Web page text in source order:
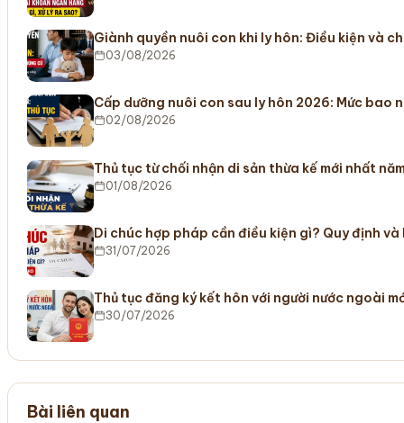
Giành quyền nuôi con khi ly hôn: Điều kiện và
03/08/2026
Cấp dưỡng nuôi con sau ly hôn 2026: Mức bao
02/08/2026
Thủ tục từ chối nhận di sản thừa kế mới nhất
01/08/2026
Di chúc hợp pháp cần điều kiện gì? Quy định và
31/07/2026
Thủ tục đăng ký kết hôn với người nước ngoài
30/07/2026
Bài liên quan